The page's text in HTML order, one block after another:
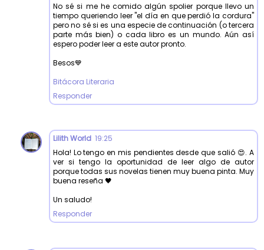
No sé si me he comido algún spolier porque llevo un
tiempo queriendo leer "el día en que perdió la cordura"
pero no sé si es una especie de continuación (o tercera
parte más bien) o cada libro es un mundo. Aún así
espero poder leer a este autor pronto.
Besos💙
Bitácora Literaria
Responder
Lilith World 19:25
Hola! Lo tengo en mis pendientes desde que salió 😍. A
ver si tengo la oportunidad de leer algo de autor
porque todas sus novelas tienen muy buena pinta. Muy
buena reseña 🖤
Un saludo!
Responder